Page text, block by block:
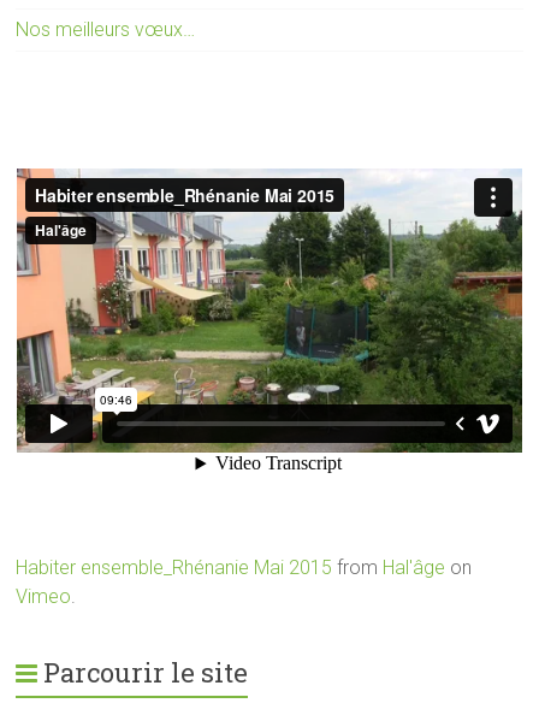
Nos meilleurs vœux…
Habiter ensemble_Rhénanie Mai 2015 from Hal'âge on
Vimeo.
Parcourir le site